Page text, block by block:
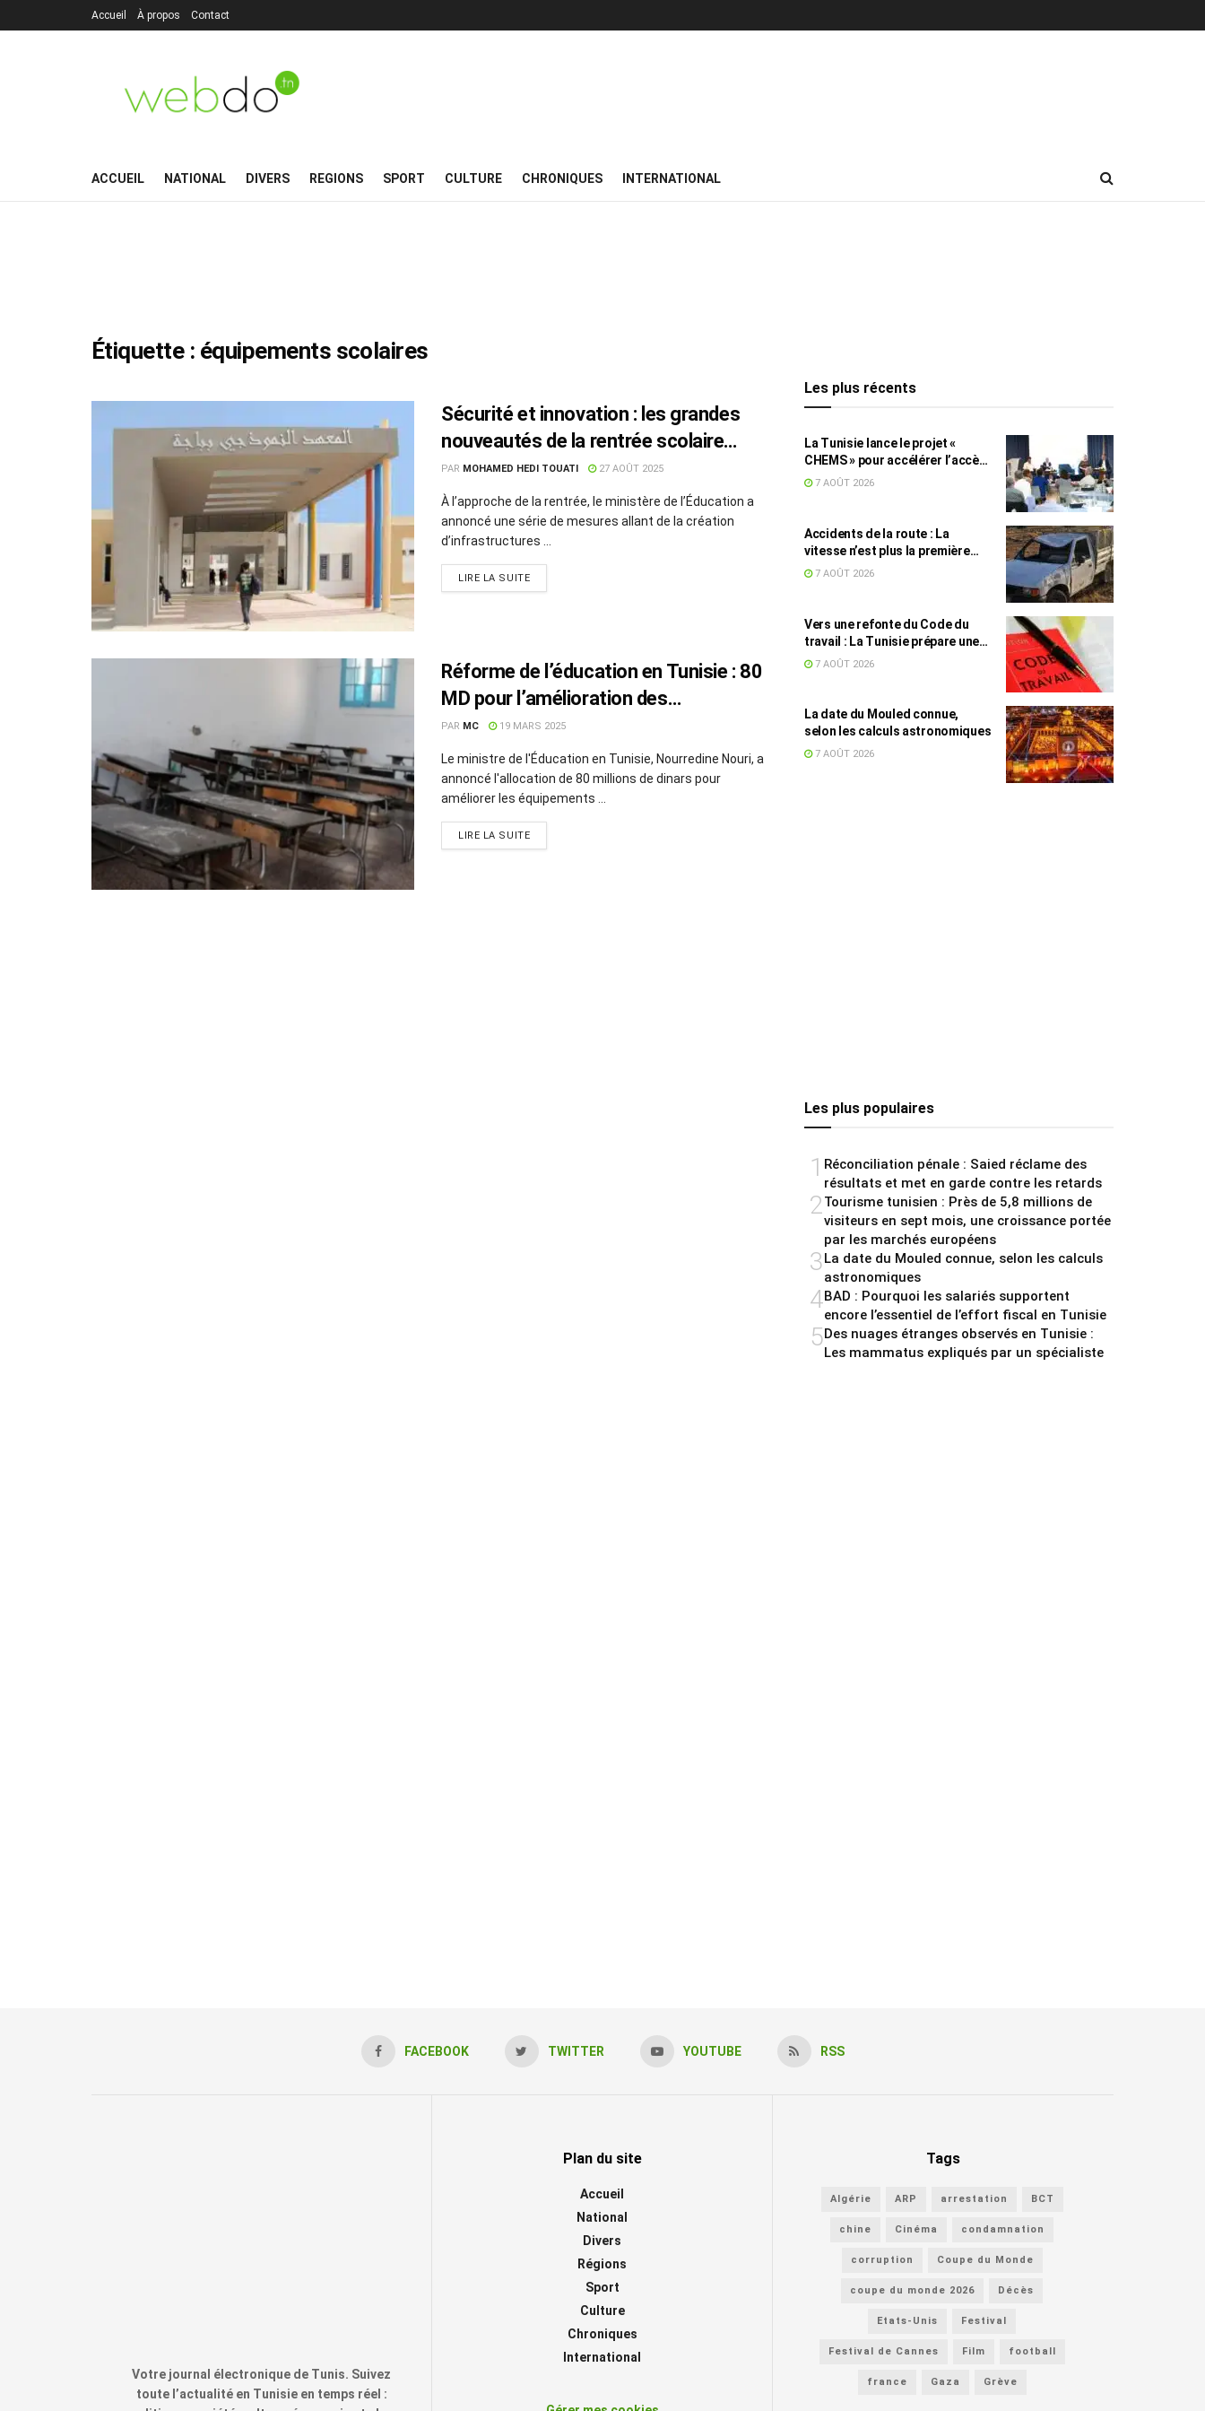
Accueil À propos Contact
ACCUEIL NATIONAL DIVERS REGIONS SPORT CULTURE CHRONIQUES INTERNATIONAL
Étiquette : équipements scolaires
Sécurité et innovation : les grandes
nouveautés de la rentrée scolaire
2025 en Tunisie
PAR MOHAMED HEDI TOUATI 27 AOÛT 2025
À l’approche de la rentrée, le ministère de l’Éducation a
annoncé une série de mesures allant de la création
d’infrastructures ...
LIRE LA SUITE
Réforme de l’éducation en Tunisie : 80
MD pour l’amélioration des
équipements scolaires
PAR MC 19 MARS 2025
Le ministre de l'Éducation en Tunisie, Nourredine Nouri, a
annoncé l'allocation de 80 millions de dinars pour
améliorer les équipements ...
LIRE LA SUITE
Les plus récents
La Tunisie lance le projet «
CHEMS » pour accélérer l’accès
des PME à l’énergie solaire
7 AOÛT 2026
Accidents de la route : La
vitesse n’est plus la première
cause, mais reste la plus
7 AOÛT 2026
Vers une refonte du Code du
travail : La Tunisie prépare une
législation adaptée au
7 AOÛT 2026
La date du Mouled connue,
selon les calculs astronomiques
7 AOÛT 2026
Les plus populaires
1 Réconciliation pénale : Saied réclame des
résultats et met en garde contre les retards
2Tourisme tunisien : Près de 5,8 millions de
visiteurs en sept mois, une croissance portée
par les marchés européens
3La date du Mouled connue, selon les calculs
astronomiques
4BAD : Pourquoi les salariés supportent
encore l’essentiel de l’effort fiscal en Tunisie
5Des nuages étranges observés en Tunisie :
Les mammatus expliqués par un spécialiste
FACEBOOK TWITTER YOUTUBE RSS
Votre journal électronique de Tunis. Suivez
toute l’actualité en Tunisie en temps réel :
Plan du site
Accueil
National
Divers
Régions
Sport
Culture
Chroniques
International
Tags
Algérie ARP arrestation BCT
chine Cinéma condamnation
corruption Coupe du Monde
coupe du monde 2026 Décès
Etats-Unis Festival
Festival de Cannes Film football
france Gaza Grève